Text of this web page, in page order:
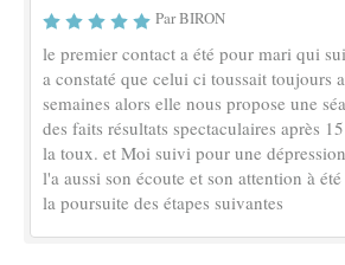
Par BIRON
le premier contact a été pour mari qui
a constaté que celui ci toussait toujours
semaines alors elle nous propose une
des faits résultats spectaculaires après
la toux. et Moi suivi pour une
l'a aussi son écoute et son attention à
la poursuite des étapes suivantes